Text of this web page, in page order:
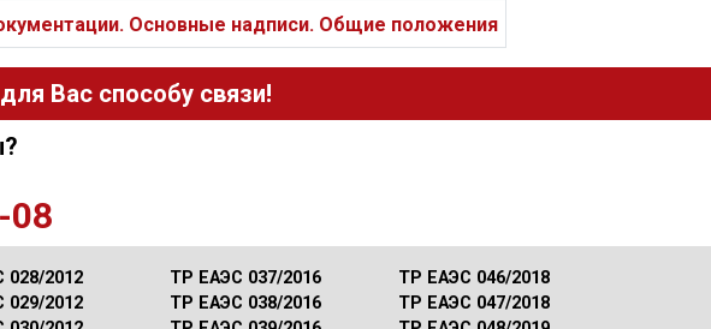
Основные надписи. Общие положения
Вас способу связи!
08
028/2012
029/2012
ТР ЕАЭС 037/2016
ТР ЕАЭС 038/2016
ТР ЕАЭС 046/2018
ТР ЕАЭС 047/2018